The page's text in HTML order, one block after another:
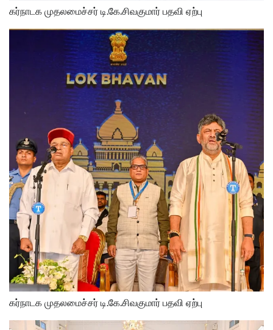
கர்நாடக முதலமைச்சர் டி.கே.சிவகுமார் பதவி ஏற்பு
கர்நாடக முதலமைச்சர் டி.கே.சிவகுமார் பதவி ஏற்பு